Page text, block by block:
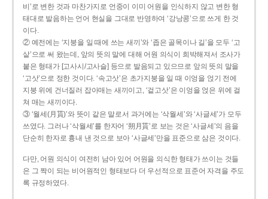
비’로 변한 것과 마찬가지로 언중이 이미 어원을 인식하지 않고 변한 형
태대로 발음하는 언어 현실을 그대로 반영하여 ‘강낭콩’으로 쓰게 한 것
이다.
② 예전에는 ‘지붕을 일 때에 쓰는 새끼’와 ‘좁은 골목이나 길’을 모두 ‘고
샅’으로 써 왔는데, 앞의 뜻의 말에 대해 어원 의식이 희박해져서 조사가
붙은 형태가 [고사시/고사슬] 등으로 발음되고 있으므로 앞의 뜻의 말을
‘고삿’으로 정한 것이다. ‘속고삿’은 초가지붕을 일 때 이엉을 얹기 전에
지붕 위에 건너질러 잡아매는 새끼이고, ‘겉고삿’은 이엉을 얹은 위에 걸
쳐 매는 새끼이다.
③ ‘월세(月貰)’와 뜻이 같은 말로서 과거에는 ‘삭월세’와 ‘사글세’가 모두
쓰였다. 그러나 ‘삭월세’를 한자어 ‘朔月貰’로 보는 것은 ‘사글세’의 음을
단순히 한자로 흉내 낸 것으로 보아 ‘사글세’만을 표준으로 삼은 것이다.
다만, 어원 의식이 여전히 남아 있어 어원을 의식한 형태가 쓰이는 것들
은 그 짝이 되는 비어원적인 형태보다 더 우선적으로 표준어 자격을 주도
록 규정하였다.